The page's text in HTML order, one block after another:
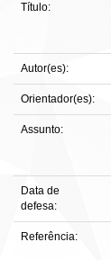
Título:
Autor(es):
Orientador(es):
Assunto:
Data de
defesa:
Referência: